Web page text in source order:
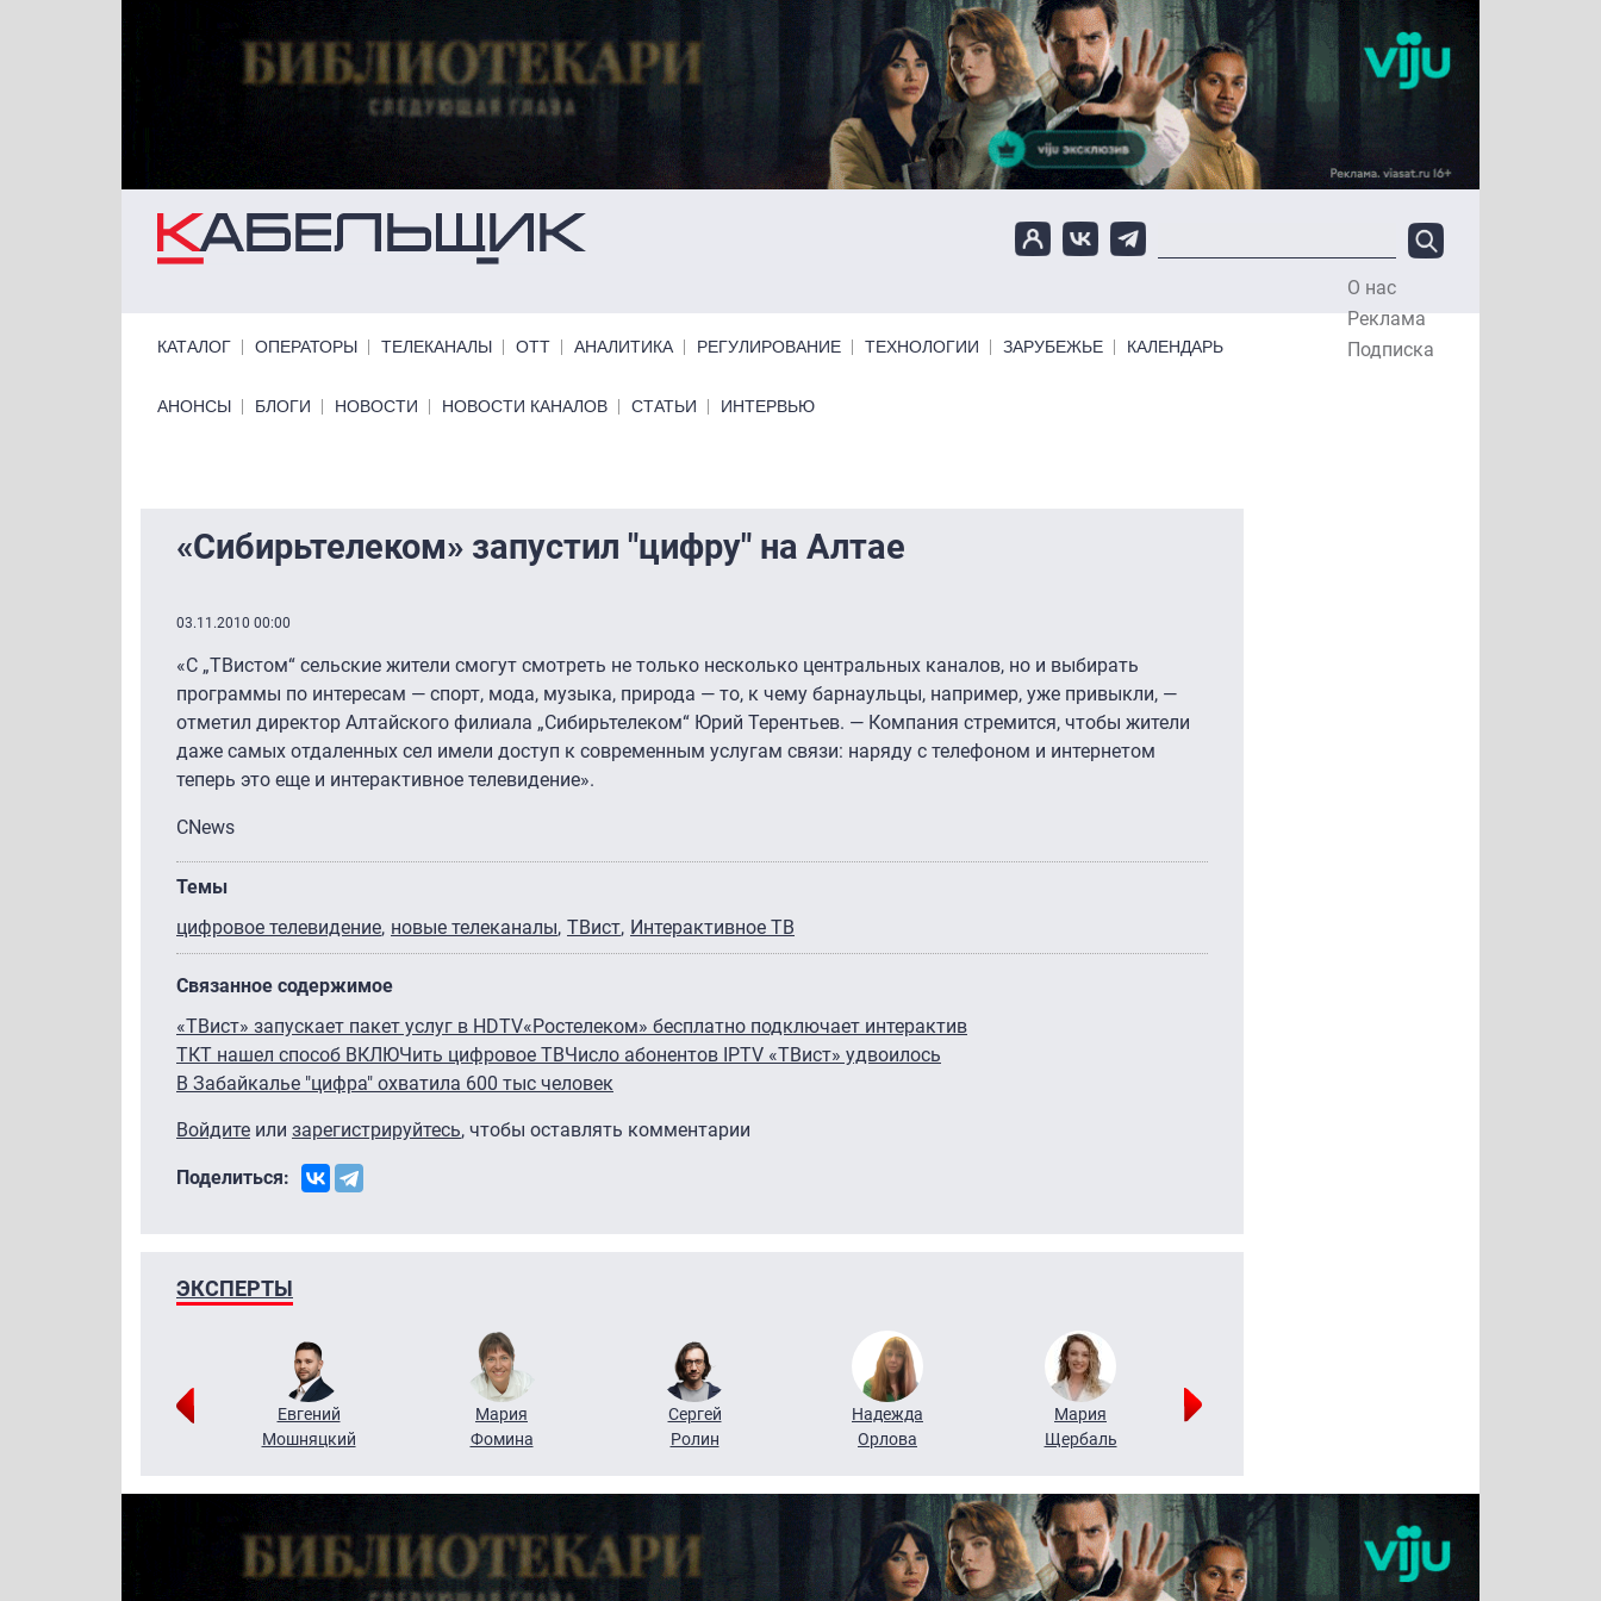
О нас
Реклама
Подписка
КАТАЛОГ ОПЕРАТОРЫ ТЕЛЕКАНАЛЫ ОТТ АНАЛИТИКА РЕГУЛИРОВАНИЕ ТЕХНОЛОГИИ ЗАРУБЕЖЬЕ КАЛЕНДАРЬ
Primary links bottom
АНОНСЫ БЛОГИ НОВОСТИ НОВОСТИ КАНАЛОВ СТАТЬИ ИНТЕРВЬЮ
«Сибирьтелеком» запустил "цифру" на Алтае
03.11.2010 00:00
«С „ТВистом“ сельские жители смогут смотреть не только несколько центральных каналов, но и выбирать
программы по интересам — спорт, мода, музыка, природа — то, к чему барнаульцы, например, уже привыкли, —
отметил директор Алтайского филиала „Сибирьтелеком“ Юрий Терентьев. — Компания стремится, чтобы жители
даже самых отдаленных сел имели доступ к современным услугам связи: наряду с телефоном и интернетом
теперь это еще и интерактивное телевидение».
CNews
Темы
цифровое телевидение новые телеканалы ТВист Интерактивное ТВ
Связанное содержимое
«ТВист» запускает пакет услуг в HDTV«Ростелеком» бесплатно подключает интерактив
ТКТ нашел способ ВКЛЮЧить цифровое ТВЧисло абонентов IPTV «ТВист» удвоилось
В Забайкалье "цифра" охватила 600 тыс человек
Войдите или зарегистрируйтесь, чтобы оставлять комментарии
Поделиться:
ЭКСПЕРТЫ
Евгений
Мошняцкий
Мария
Фомина
Сергей
Ролин
Надежда
Орлова
Мария
Щербаль